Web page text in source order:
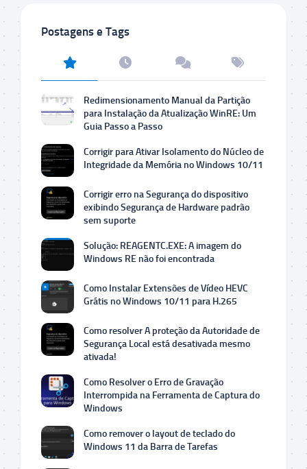
Postagens e Tags
Redimensionamento Manual da Partição
para Instalação da Atualização WinRE: Um
Guia Passo a Passo
Corrigir para Ativar Isolamento do Núcleo de
Integridade da Memória no Windows 10/11
Corrigir erro na Segurança do dispositivo
exibindo Segurança de Hardware padrão
sem suporte
Solução: REAGENTC.EXE: A imagem do
Windows RE não foi encontrada
Como Instalar Extensões de Vídeo HEVC
Grátis no Windows 10/11 para H.265
Como resolver A proteção da Autoridade de
Segurança Local está desativada mesmo
ativada!
Como Resolver o Erro de Gravação
Interrompida na Ferramenta de Captura do
Windows
Como remover o layout de teclado do
Windows 11 da Barra de Tarefas